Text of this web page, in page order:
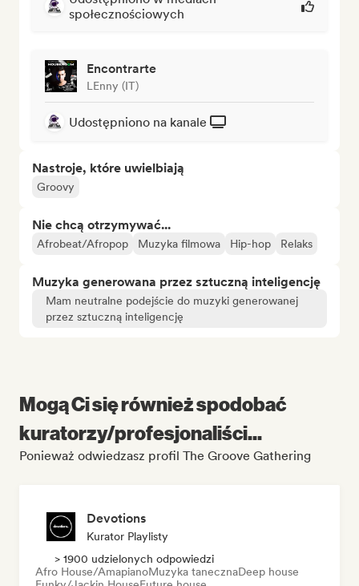
społecznościowych
Encontrarte
LEnny (IT)
Udostępniono na kanale
Nastroje, które uwielbiają
Groovy
Nie chcą otrzymywać...
Afrobeat/Afropop Muzyka filmowa Hip-hop Relaks
Muzyka generowana przez sztuczną inteligencję
Mam neutralne podejście do muzyki generowanej
przez sztuczną inteligencję
Mogą Ci się również spodobać
kuratorzy/profesjonaliści...
Ponieważ odwiedzasz profil The Groove Gathering
Devotions
Kurator Playlisty
> 1900 udzielonych odpowiedzi
Afro House/AmapianoMuzyka tanecznaDeep house